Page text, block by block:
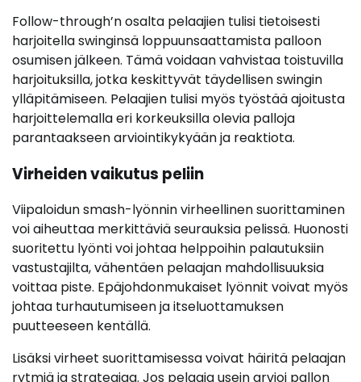
Follow-through’n osalta pelaajien tulisi tietoisesti
harjoitella swinginsä loppuunsaattamista palloon
osumisen jälkeen. Tämä voidaan vahvistaa toistuvilla
harjoituksilla, jotka keskittyvät täydellisen swingin
ylläpitämiseen. Pelaajien tulisi myös työstää ajoitusta
harjoittelemalla eri korkeuksilla olevia palloja
parantaakseen arviointikykyään ja reaktiota.
Virheiden vaikutus peliin
Viipaloidun smash-lyönnin virheellinen suorittaminen
voi aiheuttaa merkittäviä seurauksia pelissä. Huonosti
suoritettu lyönti voi johtaa helppoihin palautuksiin
vastustajilta, vähentäen pelaajan mahdollisuuksia
voittaa piste. Epäjohdonmukaiset lyönnit voivat myös
johtaa turhautumiseen ja itseluottamuksen
puutteeseen kentällä.
Lisäksi virheet suorittamisessa voivat häiritä pelaajan
rytmiä ja strategiaa. Jos pelaaja usein arvioi pallon